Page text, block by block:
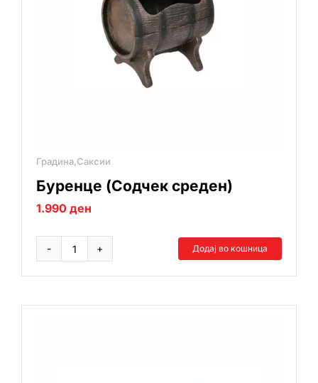
Градина,Саксии
Буренце (Содчек среден)
1.990 ден
Буренце
количина
Додај во кошница